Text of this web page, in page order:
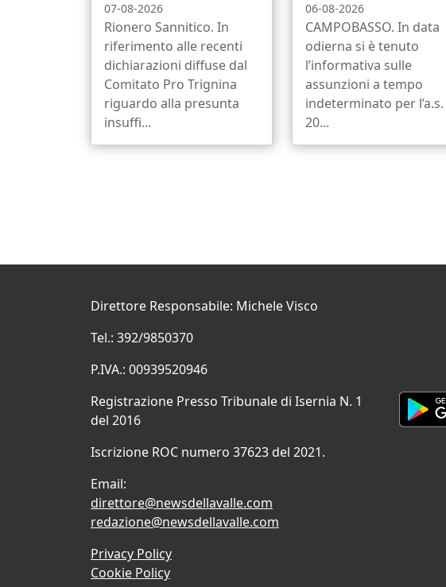
07-08-2026
Rionero Sannitico. In
riferimento alle recenti
dichiarazioni diffuse dal
Comitato Pro Trignina
riguardo alla presunta
insuffi...
06-08-2026
CAMPOBASSO. In data
odierna si è tenuto
l’informativa sulle
assunzioni a tempo
indeterminato per l’a.s.
20...
Direttore Responsabile: Michele Visco
Tel.: 392/9850370
P.IVA.: 00939520946
Registrazione Presso Tribunale di Isernia N. 1
del 2016
Iscrizione ROC numero 37623 del 2021.
Email:
direttore@newsdellavalle.com
redazione@newsdellavalle.com
Privacy Policy
Cookie Policy